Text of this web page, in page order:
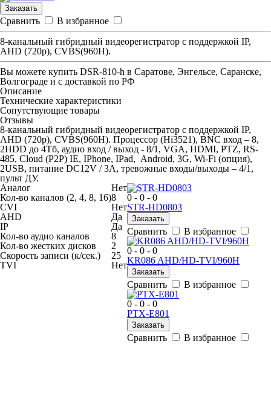
Заказать
Сравнить
В избранное
8-канальный гибридный видеорегистратор с поддержкой IP,
AHD (720p), CVBS(960H).
Вы можете купить DSR-810-h в Саратове, Энгельсе, Саранске,
Волгограде и с доставкой по РФ
Описание
Технические характеристики
Сопутствующие товары
Отзывы
8-канальный гибридный видеорегистратор с поддержкой IP,
AHD (720p), CVBS(960H). Процессор (Hi3521), BNC вход – 8,
2HDD до 4Тб, аудио вход / выход - 8/1, VGA, HDMI, PTZ, RS-
485, Cloud (P2P) IE, IPhone, IPad, Android, 3G, Wi-Fi (опция),
2USB, питание DC12V / 3A, тревожные входы/выходы – 4/1,
пульт ДУ.
Аналог
Нет
Кол-во каналов (2, 4, 8, 16)8
CVI
Нет
AHD
Да
IP
Да
Кол-во аудио каналов
8
Кол-во жестких дисков
2
Скорость записи (к/сек.)
25
TVI
Нет
0 - 0 - 0
STR-HD0803
Заказать
Сравнить
В избранное
0 - 0 - 0
KR086 AHD/HD-TVI/960H
Заказать
Сравнить
В избранное
0 - 0 - 0
PTX-E801
Заказать
Сравнить В избранное